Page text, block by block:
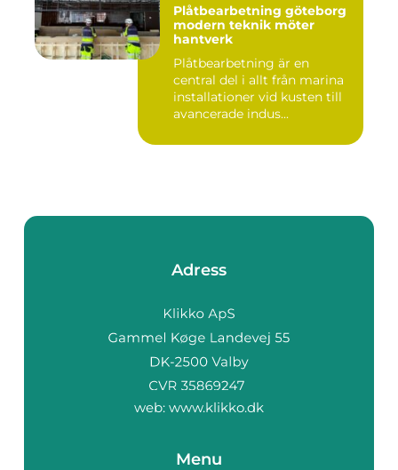
Plåtbearbetning göteborg
modern teknik möter
hantverk
Plåtbearbetning är en
central del i allt från marina
installationer vid kusten till
avancerade indus...
Adress
web: www.klikko.dk
Menu